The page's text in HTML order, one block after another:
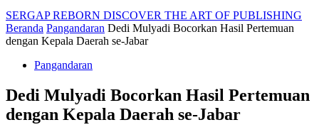
SERGAP REBORN DISCOVER THE ART OF PUBLISHING
Beranda Pangandaran Dedi Mulyadi Bocorkan Hasil Pertemuan
dengan Kepala Daerah se-Jabar
Pangandaran
Dedi Mulyadi Bocorkan Hasil Pertemuan
dengan Kepala Daerah se-Jabar